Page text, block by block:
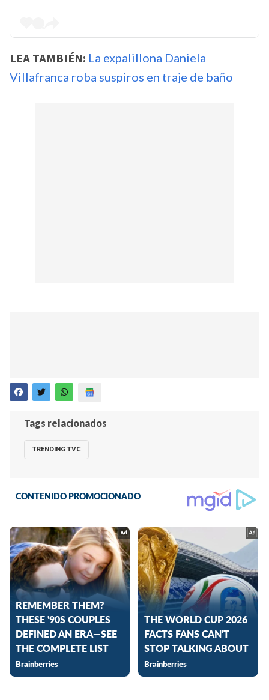
LEA TAMBIÉN: La expalillona Daniela
Villafranca roba suspiros en traje de baño
Tags relacionados
TRENDING TVC